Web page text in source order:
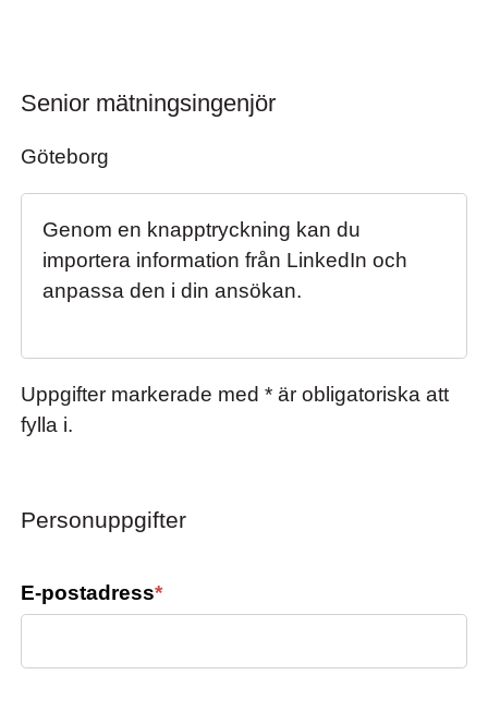
Senior mätningsingenjör
Senior mätningsingenjör
Göteborg
Genom en knapptryckning kan du
importera information från LinkedIn och
anpassa den i din ansökan.
Uppgifter markerade med * är obligatoriska att
fylla i.
Personuppgifter
E-postadress*